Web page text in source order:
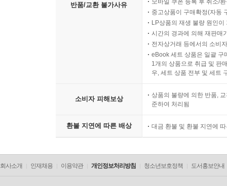
반품/교환 불가사유
중고상품이 구매확정(자동
LP상품의 재생 불량 원인
시간의 경과에 의해 재판매
전자상거래 등에서의 소비
eBook 세트 상품은 일괄 구
1개의 상품으로 취급 및 판
우, 세트 상품 전부 및 세트
소비자 피해보상
상품의 불량에 의한 반품,
준하여 처리됨
환불 지연에 따른 배상 대금 환불 및 환불 지연에
회사소개 인재채용 이용약관 개인정보처리방침 청소년보호정책 도서홍보안내